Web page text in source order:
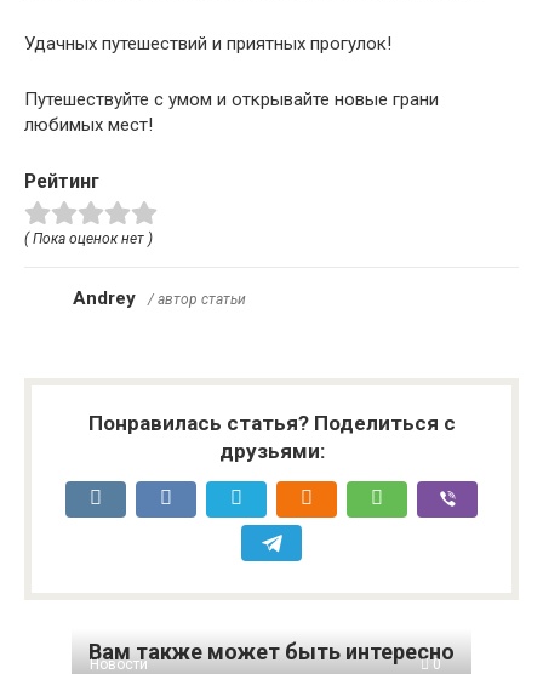
Удачных путешествий и приятных прогулок!
Путешествуйте с умом и открывайте новые грани
любимых мест!
Рейтинг
( Пока оценок нет )
Andrey / автор статьи
Понравилась статья? Поделиться с
друзьями:
Вам также может быть интересно
Новости 0